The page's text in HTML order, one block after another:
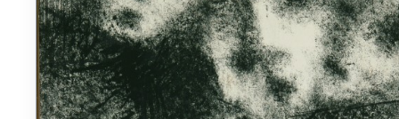
LORENZO VIANI
MOSTRE
EVENTI
PALAZZO DELLE MUSE